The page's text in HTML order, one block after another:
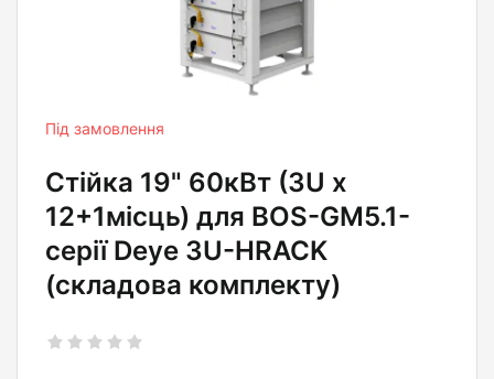
Під замовлення
Стійка 19" 60кВт (3U х
12+1місць) для BOS-GM5.1-
серії Deye 3U-HRACK
(складова комплекту)